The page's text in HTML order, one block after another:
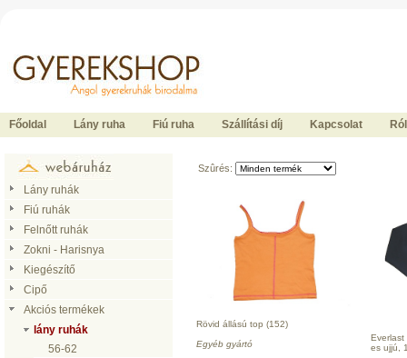
Főoldal Lány ruha Fiú ruha Szállítási díj Kapcsolat
Lány ruhák
Fiú ruhák
Felnőtt ruhák
Zokni - Harisnya
Kiegészítő
Cipő
Akciós termékek
lány ruhák
56-62
Szûrés:
Rövid állású top (152)
Egyéb gyártó
Everlast
es ujjú,